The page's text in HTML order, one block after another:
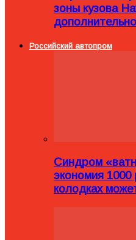
зоны кузова
Российский автопром
Синдром
экономия
колодках